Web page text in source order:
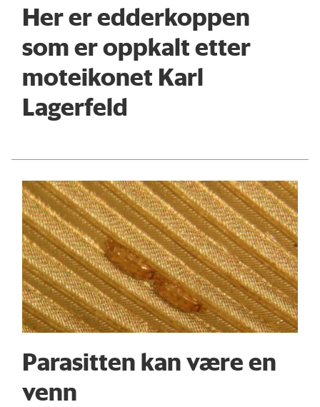
Her er edderkoppen
som er oppkalt etter
moteikonet Karl
Lagerfeld
Parasitten kan være en
venn